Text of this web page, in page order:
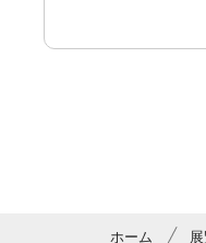
ホーム